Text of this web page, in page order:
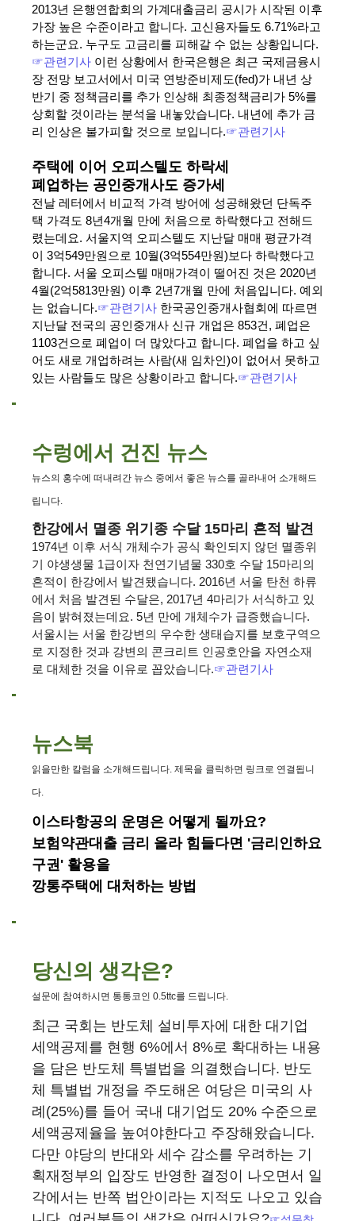
2013년 은행연합회의 가계대출금리 공시가 시작된 이후
가장 높은 수준이라고 합니다. 고신용자들도 6.71%라고
하는군요. 누구도 고금리를 피해갈 수 없는 상황입니다.
☞관련기사 이런 상황에서 한국은행은 최근 국제금융시
장 전망 보고서에서 미국 연방준비제도(fed)가 내년 상
반기 중 정책금리를 추가 인상해 최종정책금리가 5%를
상회할 것이라는 분석을 내놓았습니다. 내년에 추가 금
리 인상은 불가피할 것으로 보입니다.☞관련기사
주택에 이어 오피스텔도 하락세
폐업하는 공인중개사도 증가세
전날 레터에서 비교적 가격 방어에 성공해왔던 단독주
택 가격도 8년4개월 만에 처음으로 하락했다고 전해드
렸는데요. 서울지역 오피스텔도 지난달 매매 평균가격
이 3억549만원으로 10월(3억554만원)보다 하락했다고
합니다. 서울 오피스텔 매매가격이 떨어진 것은 2020년
4월(2억5813만원) 이후 2년7개월 만에 처음입니다. 예외
는 없습니다.☞관련기사 한국공인중개사협회에 따르면
지난달 전국의 공인중개사 신규 개업은 853건, 폐업은
1103건으로 폐업이 더 많았다고 합니다. 폐업을 하고 싶
어도 새로 개업하려는 사람(새 임차인)이 없어서 못하고
있는 사람들도 많은 상황이라고 합니다.☞관련기사
수렁에서 건진 뉴스
뉴스의 홍수에 떠내려간 뉴스 중에서 좋은 뉴스를 골라내어 소개해드
립니다.
한강에서 멸종 위기종 수달 15마리 흔적 발견
1974년 이후 서식 개체수가 공식 확인되지 않던 멸종위
기 야생생물 1급이자 천연기념물 330호 수달 15마리의
흔적이 한강에서 발견됐습니다. 2016년 서울 탄천 하류
에서 처음 발견된 수달은, 2017년 4마리가 서식하고 있
음이 밝혀졌는데요. 5년 만에 개체수가 급증했습니다.
서울시는 서울 한강변의 우수한 생태습지를 보호구역으
로 지정한 것과 강변의 콘크리트 인공호안을 자연소재
로 대체한 것을 이유로 꼽았습니다.☞관련기사
뉴스북
읽을만한 칼럼을 소개해드립니다. 제목을 클릭하면 링크로 연결됩니
다.
이스타항공의 운명은 어떻게 될까요?
보험약관대출 금리 올라 힘들다면 '금리인하요
구권' 활용을
깡통주택에 대처하는 방법
당신의 생각은?
설문에 참여하시면 통통코인 0.5ttc를 드립니다.
최근 국회는 반도체 설비투자에 대한 대기업
세액공제를 현행 6%에서 8%로 확대하는 내용
을 담은 반도체 특별법을 의결했습니다. 반도
체 특별법 개정을 주도해온 여당은 미국의 사
례(25%)를 들어 국내 대기업도 20% 수준으로
세액공제율을 높여야한다고 주장해왔습니다.
다만 야당의 반대와 세수 감소를 우려하는 기
획재정부의 입장도 반영한 결정이 나오면서 일
각에서는 반쪽 법안이라는 지적도 나오고 있습